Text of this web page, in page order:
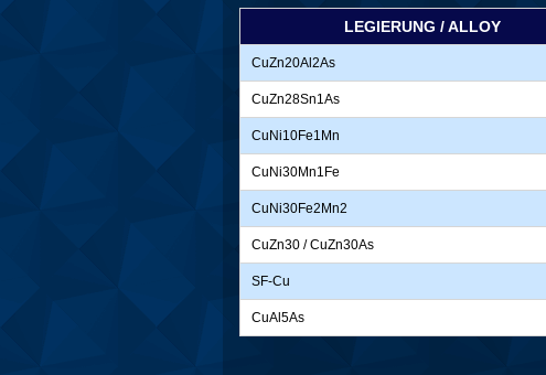
LEGIERUNG / ALLOY
CuZn20Al2As
CuZn28Sn1As
CuNi10Fe1Mn
CuNi30Mn1Fe
CuNi30Fe2Mn2
CuZn30 / CuZn30As
SF-Cu
CuAl5As